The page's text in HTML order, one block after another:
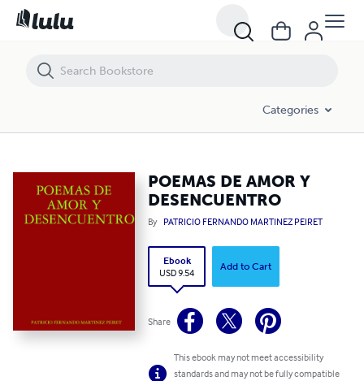
Categories
POEMAS DE AMOR Y
DESENCUENTRO
By PATRICIO FERNANDO MARTINEZ PEIRET
Ebook
USD 9.54
Add to Cart
Share
This ebook may not meet accessibility
standards and may not be fully compatible
POEMAS DE AMOR Y DESENCUENTRO